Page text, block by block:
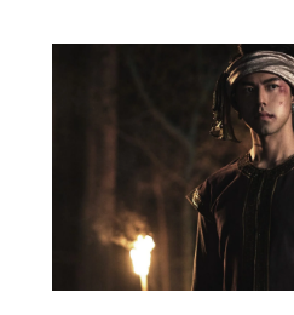
ท่านหนึ่ง ทำเอาชาวเน็ตตั้งคำถา
เลียนแบบมาหรือไม่ ทำเอาช่องวั